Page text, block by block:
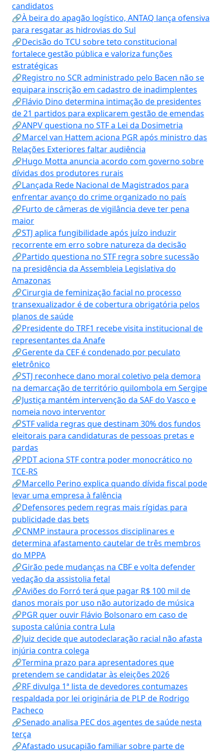
candidatos
🔗À beira do apagão logístico, ANTAQ lança ofensiva
para resgatar as hidrovias do Sul
🔗Decisão do TCU sobre teto constitucional
fortalece gestão pública e valoriza funções
estratégicas
🔗Registro no SCR administrado pelo Bacen não se
equipara inscrição em cadastro de inadimplentes
🔗Flávio Dino determina intimação de presidentes
de 21 partidos para explicarem gestão de emendas
🔗ANPV questiona no STF a Lei da Dosimetria
🔗Marcel van Hattem aciona PGR após ministro das
Relações Exteriores faltar audiência
🔗Hugo Motta anuncia acordo com governo sobre
dívidas dos produtores rurais
🔗Lançada Rede Nacional de Magistrados para
enfrentar avanço do crime organizado no país
🔗Furto de câmeras de vigilância deve ter pena
maior
🔗STJ aplica fungibilidade após juízo induzir
recorrente em erro sobre natureza da decisão
🔗Partido questiona no STF regra sobre sucessão
na presidência da Assembleia Legislativa do
Amazonas
🔗Cirurgia de feminização facial no processo
transexualizador é de cobertura obrigatória pelos
planos de saúde
🔗Presidente do TRF1 recebe visita institucional de
representantes da Anafe
🔗Gerente da CEF é condenado por peculato
eletrônico
🔗STJ reconhece dano moral coletivo pela demora
na demarcação de território quilombola em Sergipe
🔗Justiça mantém intervenção da SAF do Vasco e
nomeia novo interventor
🔗STF valida regras que destinam 30% dos fundos
eleitorais para candidaturas de pessoas pretas e
pardas
🔗PDT aciona STF contra poder monocrático no
TCE-RS
🔗Marcello Perino explica quando dívida fiscal pode
levar uma empresa à falência
🔗Defensores pedem regras mais rígidas para
publicidade das bets
🔗CNMP instaura processos disciplinares e
determina afastamento cautelar de três membros
do MPPA
🔗Girão pede mudanças na CBF e volta defender
vedação da assistolia fetal
🔗Aviões do Forró terá que pagar R$ 100 mil de
danos morais por uso não autorizado de música
🔗PGR quer ouvir Flávio Bolsonaro em caso de
suposta calúnia contra Lula
🔗Juiz decide que autodeclaração racial não afasta
injúria contra colega
🔗Termina prazo para apresentadores que
pretendem se candidatar às eleições 2026
🔗RF divulga 1ª lista de devedores contumazes
respaldada por lei originária de PLP de Rodrigo
Pacheco
🔗Senado analisa PEC dos agentes de saúde nesta
terça
🔗Afastado usucapião familiar sobre parte de